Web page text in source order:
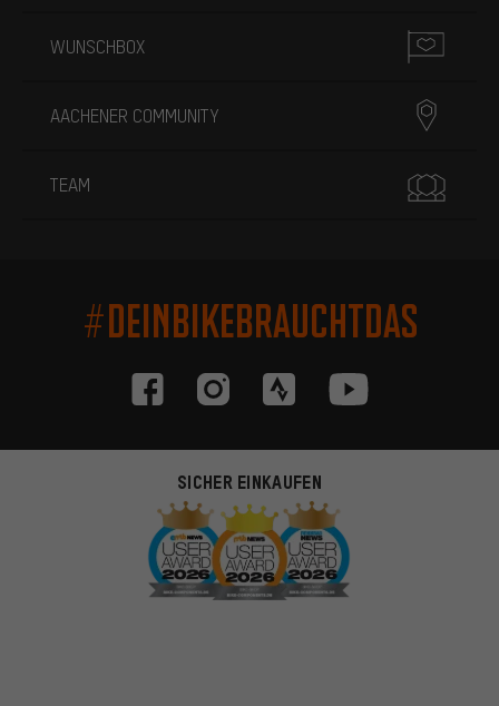
WUNSCHBOX
AACHENER COMMUNITY
TEAM
#DEINBIKEBRAUCHTDAS
SICHER EINKAUFEN